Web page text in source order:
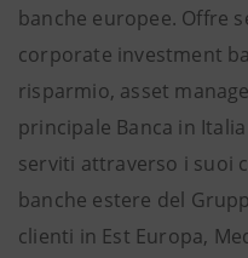
banche europee. Offre
corporate investment
risparmio, asset
principale Banca in
serviti attraverso i suoi
banche estere del
clienti in Est Europa,